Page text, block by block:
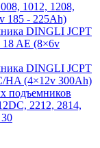
1012, 1208,
185 - 225Ah)
DINGLI JCPT
AE (8×6v
DINGLI JCPT
HA (4×12v 300Ah)
подъемников
2212, 2814,